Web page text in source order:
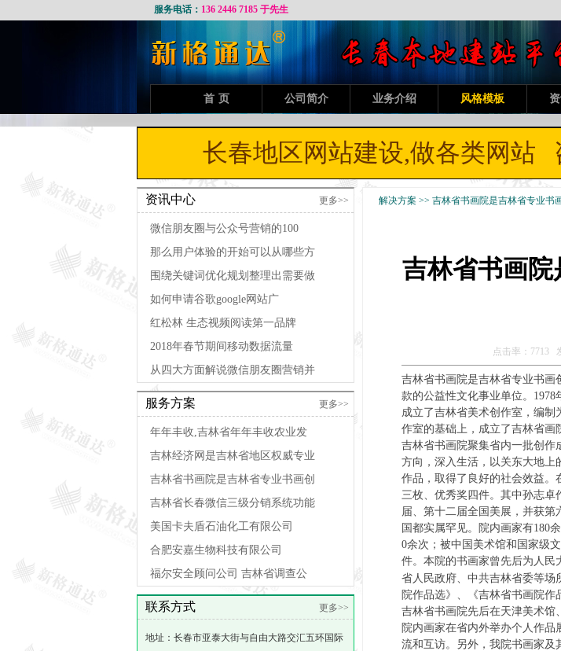
服务电话： 136 2446 7185 于先生
首页 公司简介 业务介绍 风格模板
长春地区网站建设,做各类网站
资讯中心 更多>>
微信朋友圈与公众号营销的100
那么用户体验的开始可以从哪些方
围绕关键词优化规划整理出需要做
如何申请谷歌google网站广
红松林 生态视频阅读第一品牌
2018年春节期间移动数据流量
从四大方面解说微信朋友圈营销并
服务方案 更多>>
年年丰收,吉林省年年丰收农业发
吉林经济网是吉林省地区权威专业
吉林省书画院是吉林省专业书画创
吉林省长春微信三级分销系统功能
美国卡夫盾石油化工有限公司
合肥安嘉生物科技有限公司
福尔安全顾问公司 吉林省调查公
联系方式 更多>>
地址：长春市亚泰大街与自由大路交汇五环国际
解决方案 >> 吉林省书画院是吉林省专业书
吉林省书画
点击率：7713
吉林省书画院是吉林省专业书画
款的公益性文化事业单位。
成立了吉林省美术创作室，编制
作室的基础上，成立了吉林省
吉林省书画院聚集省内一批创作
方向，深入生活，以关东大地上
作品，取得了良好的社会效益。
三枚、优秀奖四件。其中孙志卓
届、第十二届全国美展，并获
国都实属罕见。院内画家有180
0余次；被中国美术馆和国家级
件。本院的书画家曾先后为人民
省人民政府、中共吉林省委等场
院作品选》、《吉林省书画院
吉林省书画院先后在天津美术馆
院内画家在省内外举办个人作
流和互访。另外，我院书画家及